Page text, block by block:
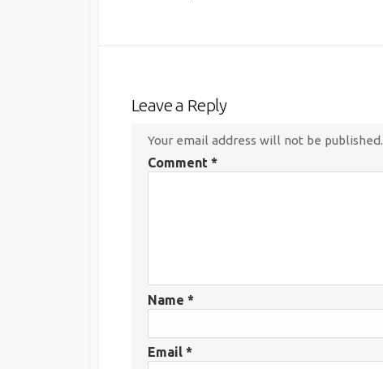
Leave a Reply
Your email address will not be published.
Comment *
Name *
Email *